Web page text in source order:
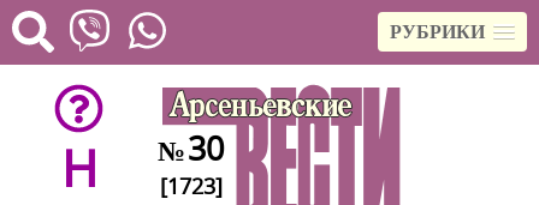
РУБРИКИ
H №30
[1723]